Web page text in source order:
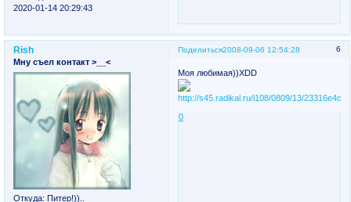
2020-01-14 20:29:43
Поделиться 6
2008-09-06 12:54:28
Rish
Мну съел контакт >__<
Откуда: Питер!))..
Моя любимая))XDD
0